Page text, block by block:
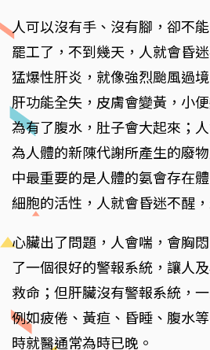
人可以沒有手、沒有腳，卻不
罷工了，不到幾天，人就會昏
猛爆性肝炎，就像強烈颱風過
肝功能全失，皮膚會變黃，小
為有了腹水，肚子會大起來；
為人體的新陳代謝所產生的廢
中最重要的是人體的氨會存在
細胞的活性，人就會昏迷不醒，
心臟出了問題，人會喘，會胸
了一個很好的警報系統，讓人
救命；但肝臟沒有警報系統，
例如疲倦、黃疸、昏睡、腹水
時就醫通常為時已晚。